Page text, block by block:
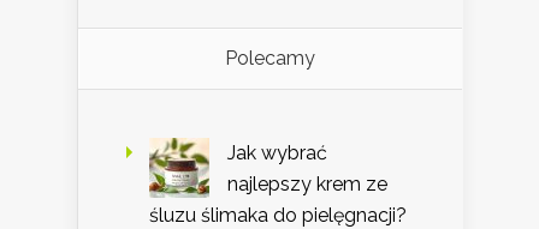
Polecamy
Jak wybrać
najlepszy krem ze
śluzu ślimaka do pielęgnacji?